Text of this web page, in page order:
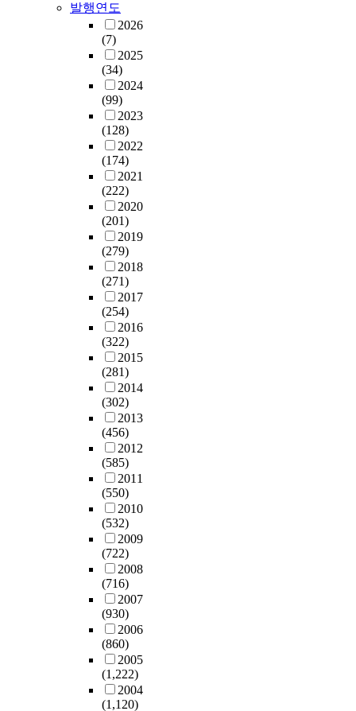
발행연도
2026
(7)
2025
(34)
2024
(99)
2023
(128)
2022
(174)
2021
(222)
2020
(201)
2019
(279)
2018
(271)
2017
(254)
2016
(322)
2015
(281)
2014
(302)
2013
(456)
2012
(585)
2011
(550)
2010
(532)
2009
(722)
2008
(716)
2007
(930)
2006
(860)
2005
(1,222)
2004
(1,120)